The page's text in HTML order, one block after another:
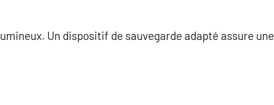
Un dispositif de sauvegarde adapté assure une